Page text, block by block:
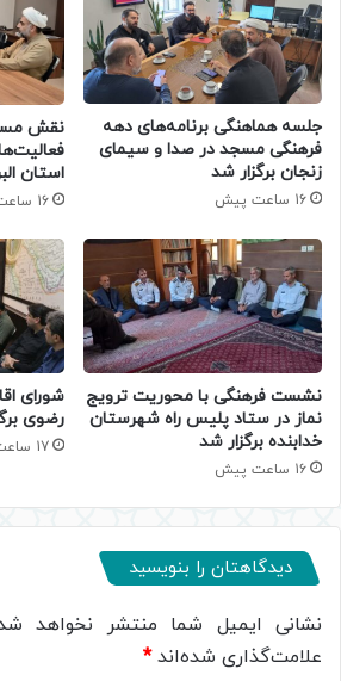
جلسه هماهنگی برنامه‌های دهه
فرهنگی مسجد در صدا و سیمای
زنجان برگزار شد
16 ساعت پیش
نقش
استان
16 ساعت پیش
نشست فرهنگی با محوریت ترویج
نماز در ستاد پلیس راه شهرستان
خدابنده برگزار شد
16 ساعت پیش
شورای
رضوی
17 ساعت پیش
دیدگاهتان را بنویسید
نشانی ایمیل شما منتشر نخواهد
علامت‌گذاری شده‌اند*